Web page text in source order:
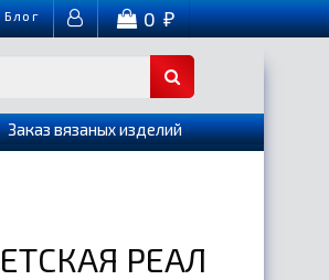
Блог 0₽
Заказ вязаных изделий
РЕАЛ